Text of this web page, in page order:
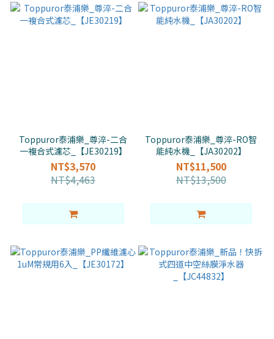
Toppuror泰浦樂_尊淬-二合
一複合式濾芯_【JE30219】
NT$3,570
NT$4,463
Toppuror泰浦樂_尊淬-RO智
能純水機_【JA30202】
NT$11,500
NT$13,500